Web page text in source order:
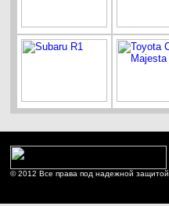
© 2012 Все права под надежной защитой.